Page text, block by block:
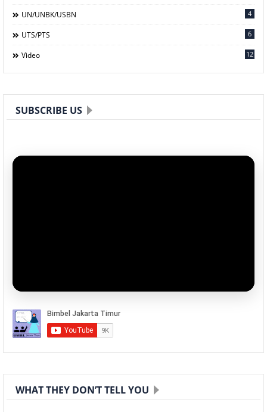
UN/UNBK/USBN 4
UTS/PTS 6
Video 12
SUBSCRIBE US
WHAT THEY DON’T TELL YOU